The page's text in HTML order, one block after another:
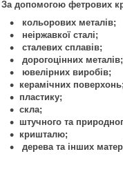
За допомогою фетрових
кольорових металів;
неіржавкої сталі;
сталевих сплавів;
дорогоцінних металів;
ювелірних виробів;
керамічних поверхонь;
пластику;
скла;
штучного та
кришталю;
дерева та інших